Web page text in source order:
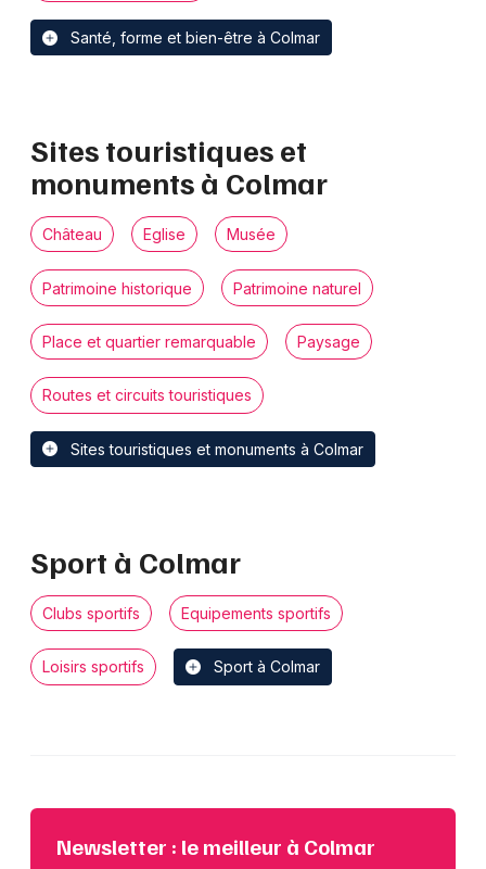
Santé, forme et bien-être à Colmar
Sites touristiques et
monuments à Colmar
Château Eglise Musée
Patrimoine historique Patrimoine naturel
Place et quartier remarquable Paysage
Routes et circuits touristiques
Sites touristiques et monuments à Colmar
Sport à Colmar
Clubs sportifs Equipements sportifs
Loisirs sportifs Sport à Colmar
Newsletter : le meilleur à Colmar